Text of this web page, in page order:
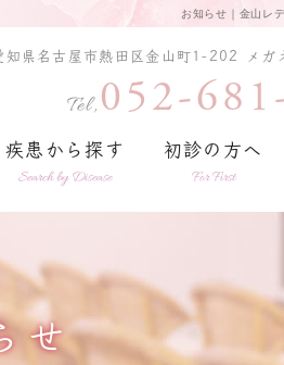
お知らせ｜金山レ
知県名古屋市熱田区金山町1-202 メガ
052-
疾患から探す
Search by Disease
初診の方へ
For First
せ